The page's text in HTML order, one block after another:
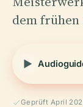
dem frühen
Geprüft April